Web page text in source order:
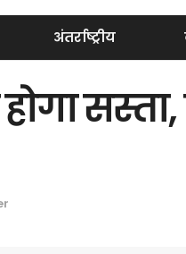
अंतर्राष्ट्रीय